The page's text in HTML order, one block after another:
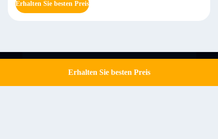
Erhalten Sie besten Preis
Erhalten Sie besten Preis
Get a Quote